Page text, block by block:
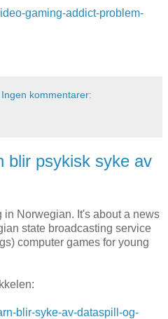
gaming-addict-problem-
Ingen kommentarer:
blir psykisk syke av
Norwegian. It's about a news
state broadcasting service
computer games for young
blir-syke-av-dataspill-og-